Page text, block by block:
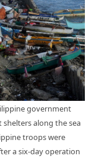
government
along the sea
troops were
a six-day operation